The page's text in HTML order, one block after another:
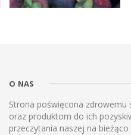
O NAS
Strona poświęcona
oraz produktom do ich
przeczytania naszej na